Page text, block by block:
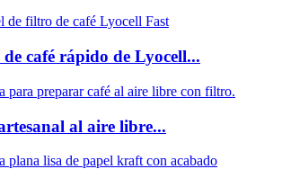
café rápido de Lyocell...
al aire libre...